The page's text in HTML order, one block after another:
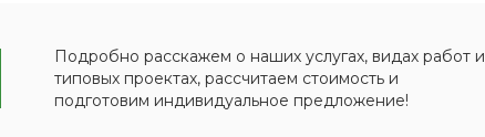
Подробно расскажем о наших услугах, видах работ и
типовых проектах, рассчитаем стоимость и
подготовим индивидуальное предложение!